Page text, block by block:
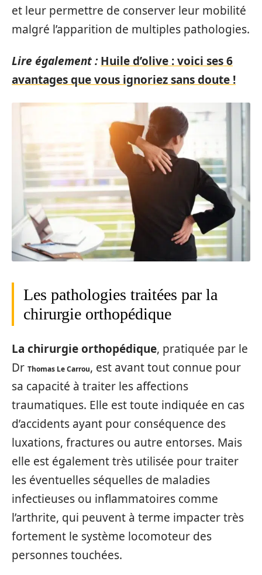
et leur permettre de conserver leur mobilité
malgré l’apparition de multiples pathologies.
Lire également : Huile d’olive : voici ses 6
avantages que vous ignoriez sans doute !
Les pathologies traitées par la
chirurgie orthopédique
La chirurgie orthopédique, pratiquée par le
Dr Thomas Le Carrou, est avant tout connue pour
sa capacité à traiter les affections
traumatiques. Elle est toute indiquée en cas
d’accidents ayant pour conséquence des
luxations, fractures ou autre entorses. Mais
elle est également très utilisée pour traiter
les éventuelles séquelles de maladies
infectieuses ou inflammatoires comme
l’arthrite, qui peuvent à terme impacter très
fortement le système locomoteur des
personnes touchées.